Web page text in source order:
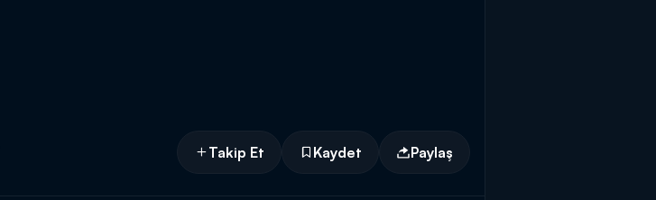
Takip Et Kaydet Paylaş